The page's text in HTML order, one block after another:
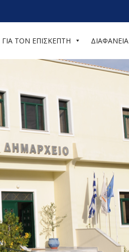
ΓΙΑ ΤΟΝ ΕΠΙΣΚΕΠΤΗ ΔΙΑΦΑΝΕΙΑ